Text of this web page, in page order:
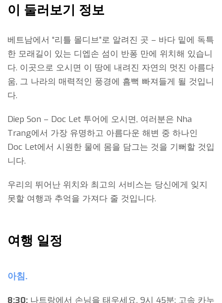
이 둘러보기 정보
베트남에서 “리틀 몰디브”로 알려진 곳 – 바다 밑에 독특
한 모래길이 있는 디엡손 섬이 반퐁 만에 위치해 있습니
다. 이곳으로 오시면 이 땅에 내려진 자연의 멋진 아름다
움, 그 나라의 매력적인 풍경에 흠뻑 빠져들게 될 것입니
다.
Diep Son – Doc Let 투어에 오시면, 여러분은 Nha
Trang에서 가장 유명하고 아름다운 해변 중 하나인
Doc Let에서 시원한 물에 몸을 담그는 것을 기뻐할 것입
니다.
우리의 뛰어난 위치와 최고의 서비스는 당신에게 잊지
못할 여행과 추억을 가져다 줄 것입니다.
여행 일정
아침.
8:30: 나트랑에서 손님을 태우세요. 9시 45분: 고속 카누